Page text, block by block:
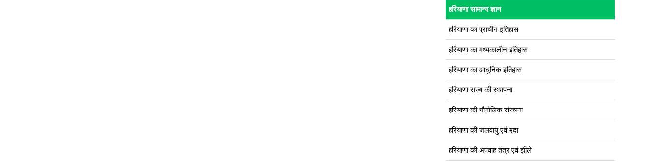
हरियाणा सामान्य ज्ञान
हरियाणा का प्राचीन इतिहास
हरियाणा का मध्यकालीन इतिहास
हरियाणा का आधुनिक इतिहास
हरियाणा राज्य की स्थापना
हरियाणा की भौगोलिक संरचना
हरियाणा की जलवायु एवं मृदा
हरियाणा की अपवाह तंत्र एवं झीले